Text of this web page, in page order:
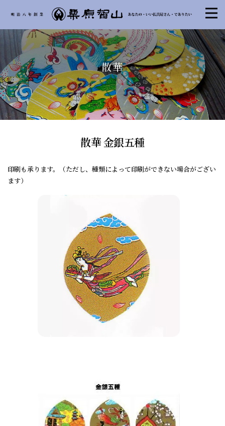
散華
散華 金銀五種
印刷も承ります。（ただし、種類によって印刷ができない場合がござい
ます）